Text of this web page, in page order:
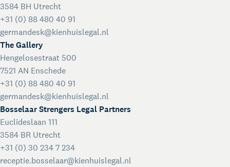
3584 BH Utrecht
+31 (0) 88 480 40 91
germandesk@kienhuislegal.nl
The Gallery
Hengelosestraat 500
7521 AN Enschede
+31 (0) 88 480 40 91
germandesk@kienhuislegal.nl
Bosselaar Strengers Legal Partners
Euclideslaan 111
3584 BR Utrecht
+31 (0) 30 234 7 234
receptie.bosselaar@kienhuislegal.nl